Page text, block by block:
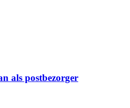
als postbezorger